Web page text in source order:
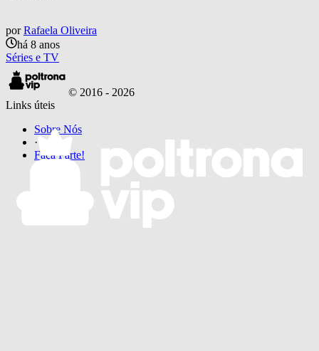
por Rafaela Oliveira
há 8 anos
Séries e TV
© 2016 - 2026
Links úteis
Sobre Nós
·
Faça Parte!